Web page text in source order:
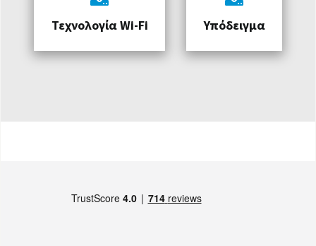
Τεχνολογία Wi-Fi Υπόδειγμα